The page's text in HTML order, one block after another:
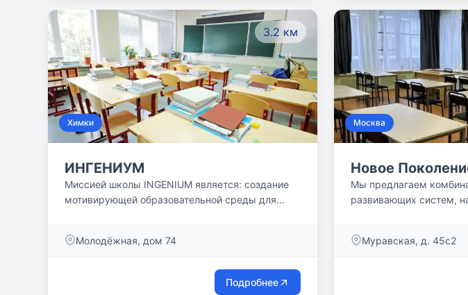
времени постановке руки, формированию
слитного письма и аккуратного почерка.
3.2 км
Химки
ИНГЕНИУМ
Миссией школы INGENIUM является: создание
мотивирующей образовательной среды для
Молодёжная, дом 74
Подробнее
Москва
Новое
Мы предлагаем
развивающих систем,
Муравская, д. 45с2